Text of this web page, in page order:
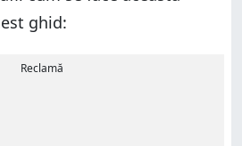
ghid:
Reclamă